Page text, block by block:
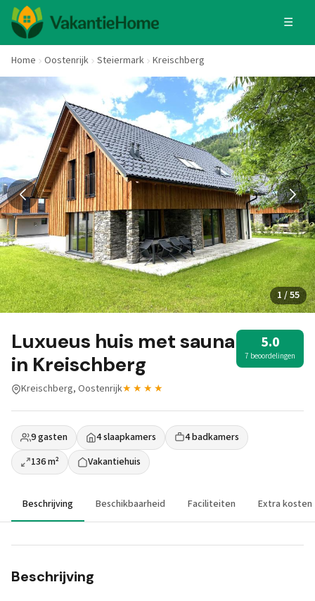
☰
Home Oostenrijk Steiermark Kreischberg
1 / 55
Luxueus huis met sauna
in Kreischberg
5.0
7 beoordelingen
Kreischberg, Oostenrijk★★★★
9 gasten 4 slaapkamers
4 badkamers
136 m²
Vakantiehuis
Beschrijving Beschikbaarheid Faciliteiten Extra kosten
Beschrijving